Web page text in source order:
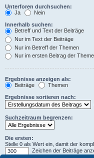
Unterforen durchsuchen:
Ja
Nein
Innerhalb suchen:
Betreff und Text der Beiträge
Nur im Text der Beiträge
Nur im Betreff der Themen
Nur im ersten Beitrag der
Ergebnisse anzeigen als:
Beiträge
Themen
Ergebnisse sortieren nach:
Suchzeitraum begrenzen:
Die ersten:
Stelle 0 als Wert ein, damit der
Zeichen der Beiträge